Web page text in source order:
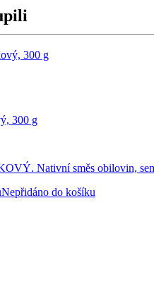
300 g
Nativní směs obilovin,
Nepřidáno do košíku